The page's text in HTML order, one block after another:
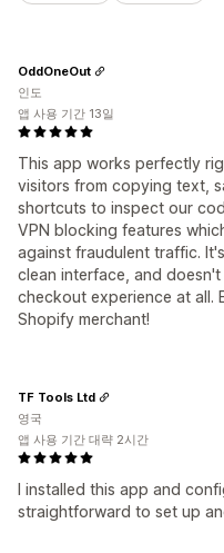
This app works perfectly
visitors from copying text,
shortcuts to inspect our
VPN blocking features
against fraudulent traffic.
clean interface, and
checkout experience at all.
Shopify merchant!
OddOneOut
인도
앱 사용 기간 13일
I installed this app and
straightforward to set up
TF Tools Ltd
영국
앱 사용 기간 대략 2시간